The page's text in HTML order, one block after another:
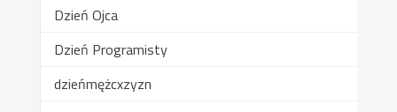
Dzień Ojca
Dzień Programisty
dzieńmężcxzyzn